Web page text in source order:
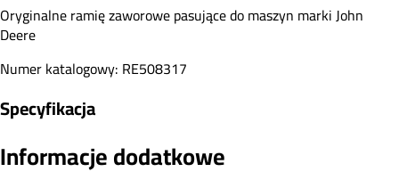
Oryginalne ramię zaworowe pasujące do maszyn marki John
Deere
Numer katalogowy: RE508317
Specyfikacja
Informacje dodatkowe